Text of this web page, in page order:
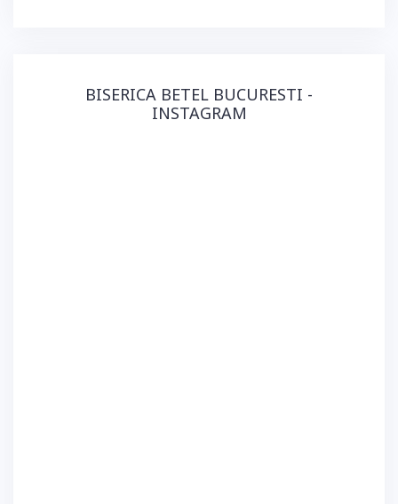
BISERICA BETEL BUCURESTI -
INSTAGRAM